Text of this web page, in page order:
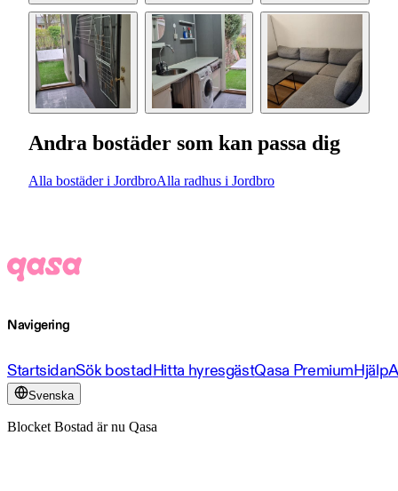
Andra bostäder som kan passa dig
Alla bostäder i JordbroAlla radhus i Jordbro
Navigering
StartsidanSök bostadHitta hyresgästQasa PremiumHjälp
Svenska
Blocket Bostad är nu Qasa